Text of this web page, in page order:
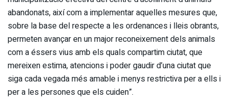
abandonats, així com a implementar aquelles mesures que,
sobre la base del respecte a les ordenances i lleis obrants,
permeten avançar en un major reconeixement dels animals
com a éssers vius amb els quals compartim ciutat, que
mereixen estima, atencions i poder gaudir d’una ciutat que
siga cada vegada més amable i menys restrictiva per a ells i
per a les persones que els cuiden”.